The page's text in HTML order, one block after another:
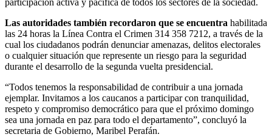
participación activa y pacífica de todos los sectores de la sociedad.
Las autoridades también recordaron que se encuentra habilitada
las 24 horas la Línea Contra el Crimen 314 358 7212, a través de la
cual los ciudadanos podrán denunciar amenazas, delitos electorales
o cualquier situación que represente un riesgo para la seguridad
durante el desarrollo de la segunda vuelta presidencial.
“Todos tenemos la responsabilidad de contribuir a una jornada
ejemplar. Invitamos a los caucanos a participar con tranquilidad,
respeto y compromiso democrático para que el próximo domingo
sea una jornada en paz para todo el departamento”, concluyó la
secretaria de Gobierno, Maribel Perafán.